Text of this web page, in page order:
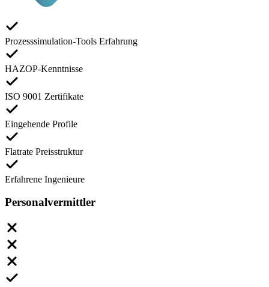
Prozesssimulation-Tools Erfahrung
HAZOP-Kenntnisse
ISO 9001 Zertifikate
Eingehende Profile
Flatrate Preisstruktur
Erfahrene Ingenieure
Personalvermittler